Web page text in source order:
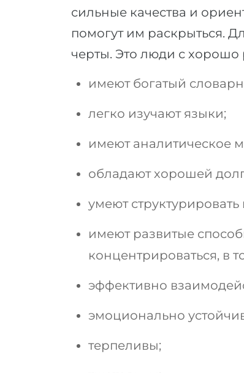
сильные качества и
помогут им раскрыться.
черты. Это люди с хорошо
имеют богатый
легко изучают языки;
имеют аналитическое
обладают хорошей
умеют
имеют развитые
концентрироваться, в
эффективно
эмоционально
терпеливы;